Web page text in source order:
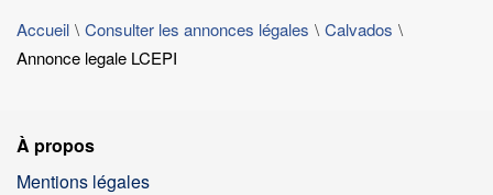
Accueil Consulter les annonces légales
Calvados
Annonce legale LCEPI
À propos
Mentions légales